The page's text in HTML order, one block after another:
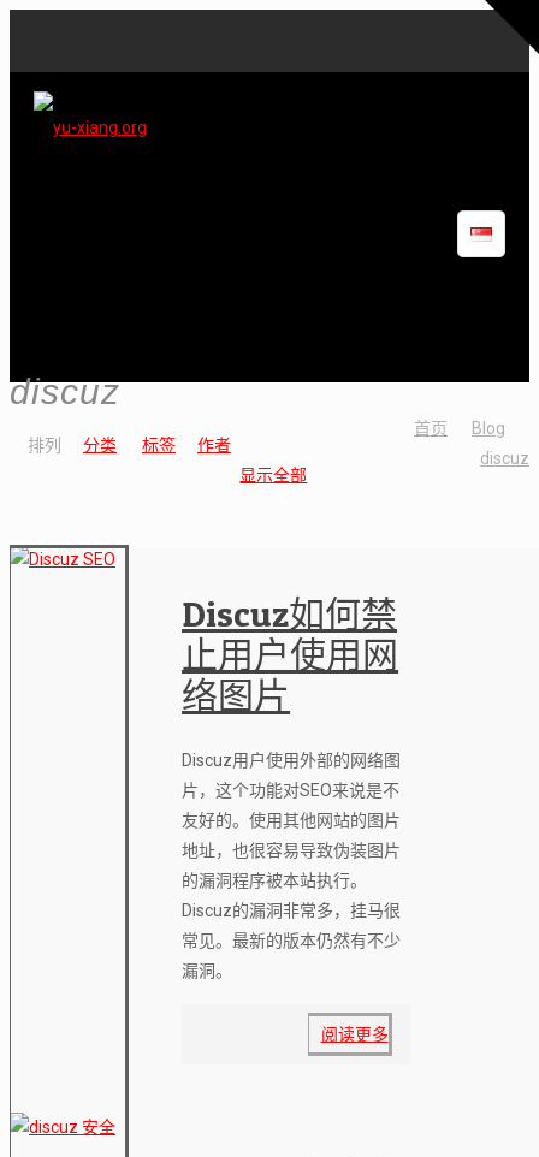
discuz
首页
Blog
discuz
排列 分类 标签
作者
显示全部
Discuz如何禁
止用户使用网
络图片
Discuz用户使用外部的网络图
片，这个功能对SEO来说是不
友好的。使用其他网站的图片
地址，也很容易导致伪装图片
的漏洞程序被本站执行。
Discuz的漏洞非常多，挂马很
常见。最新的版本仍然有不少
漏洞。
阅读更多